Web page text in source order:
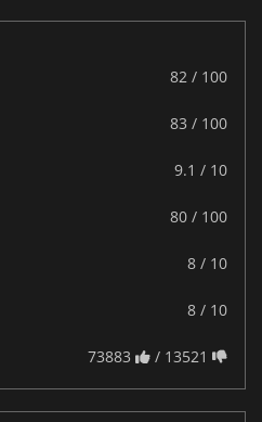
82 / 100
83 / 100
9.1 / 10
80 / 100
8 / 10
8 / 10
73883 / 13521